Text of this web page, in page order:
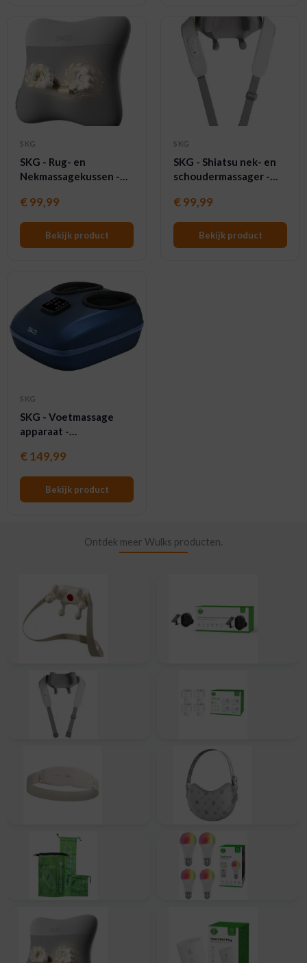
SKG
SKG - Rug- en
Nekmassagekussen -
met warmtefunctie -
VS500 - Grijs
€99,99
Bekijk product
SKG
SKG - Shiatsu nek- en
schoudermassager -
H5 Mini - Grijs
€99,99
Bekijk product
SKG
SKG - Voetmassage
apparaat -
- Grijs
€149,99
Bekijk product
Ontdek meer Wulks producten.